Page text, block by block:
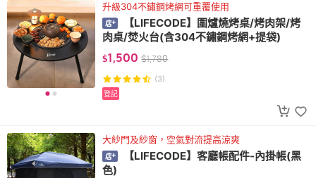
升級304不鏽鋼烤網可重覆使用
【LIFECODE】圍爐燒烤桌/烤肉架/烤
肉桌/焚火台(含304不鏽鋼烤網+提袋)
$1,500 $1,780
(3)
登記
大紗門及紗窗，空氣對流提高涼爽
【LIFECODE】客廳帳配件-內掛帳(黑
色)